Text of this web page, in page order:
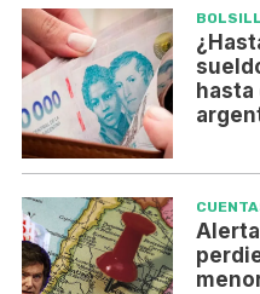
hasta